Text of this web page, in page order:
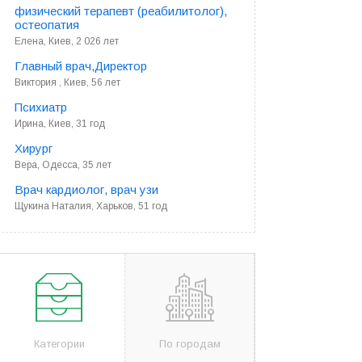
физический терапевт (реабилитолог),
остеопатия
Елена, Киев, 2 026 лет
Главный врач,Директор
Виктория , Киев, 56 лет
Психиатр
Ирина, Киев, 31 год
Хирург
Вера, Одесса, 35 лет
Врач кардиолог, врач узи
Щукина Наталия, Харьков, 51 год
Категории По городам